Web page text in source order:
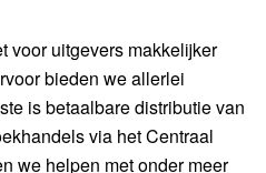
voor uitgevers makkelijker
bieden we allerlei
is betaalbare distributie van
via het Centraal
we helpen met onder meer